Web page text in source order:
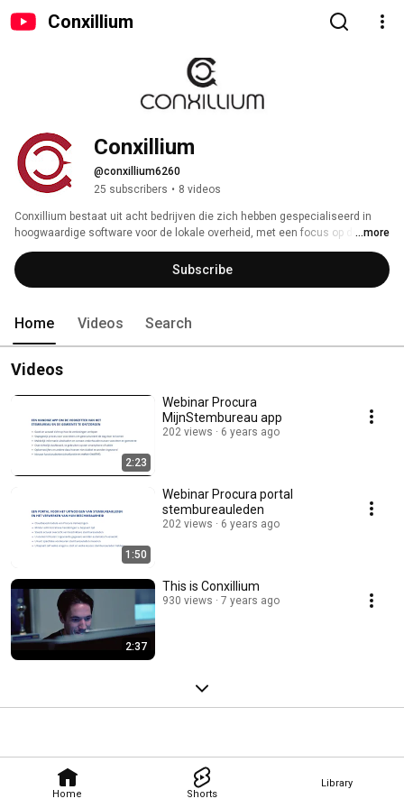
Conxillium
Home Shorts
Library
Conxillium
@conxillium6260
25 subscribers • 8 videos
Conxillium bestaat uit acht bedrijven die zich hebben gespecialiseerd in
hoogwaardige software voor de lokale overheid, met een focus op de
domeinen Publieks-/Burgerzaken en Openbare Ruimte.
...more
Subscribe
Home Videos Search
Videos
2:23
Webinar Procura
MijnStembureau app
202 views 6 years ago
1:50
Webinar Procura portal
stembureauleden
202 views 6 years ago
2:37
This is Conxillium
930 views 7 years ago